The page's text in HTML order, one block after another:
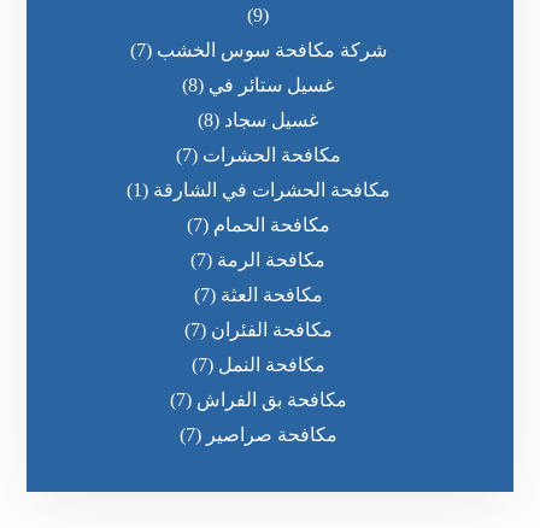
(9)
شركة مكافحة سوس الخشب (7)
غسيل ستائر في (8)
غسيل سجاد (8)
مكافحة الحشرات (7)
مكافحة الحشرات في الشارقة (1)
مكافحة الحمام (7)
مكافحة الرمة (7)
مكافحة العثة (7)
مكافحة الفئران (7)
مكافحة النمل (7)
مكافحة بق الفراش (7)
مكافحة صراصير (7)